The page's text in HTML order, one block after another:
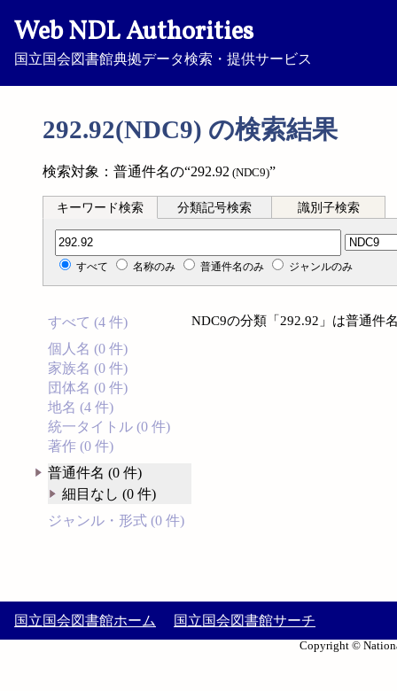
Web NDL Authorities
国立国会図書館典拠データ検索・提供サービス
292.92(NDC9) の検索結果
検索対象：普通件名の“292.92 (NDC9)”
キーワード検索 分類記号検索 識別子検索
分類記号検索
すべて 名称のみ 普通件名のみ ジャンルのみ
すべて (4 件)
個人名 (0 件)
家族名 (0 件)
団体名 (0 件)
地名 (4 件)
統一タイトル (0 件)
著作 (0 件)
普通件名 (0 件)
細目なし (0 件)
ジャンル・形式 (0 件)
NDC9の分類「292.92」は普通件
国立国会図書館ホーム 国立国会図書館サーチ
Copyright ©